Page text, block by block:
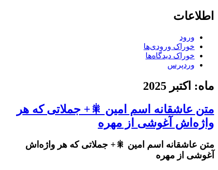
اطلاعات
ورود
خوراک ورودی‌ها
خوراک دیدگاه‌ها
وردپرس
ماه: اکتبر 2025
متن عاشقانه اسم امین 🎇+ جملاتی که هر
واژه‌اش آغوشی از مهره
متن عاشقانه اسم امین 🎇+ جملاتی که هر واژه‌اش
آغوشی از مهره